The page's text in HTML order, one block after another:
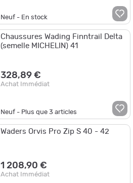
Neuf - En stock
Chaussures Wading Finntrail Delta
(semelle MICHELIN) 41
328,89 €
Achat Immédiat
Neuf - Plus que3 articles
Waders Orvis Pro Zip S 40 - 42
1 208,90 €
Achat Immédiat